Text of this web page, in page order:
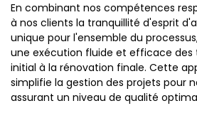
En combinant nos compétences
à nos clients la tranquillité d'esprit
unique pour l'ensemble du
une exécution fluide et efficace des
initial à la rénovation finale. Cette
simplifie la gestion des projets pour
assurant un niveau de qualité